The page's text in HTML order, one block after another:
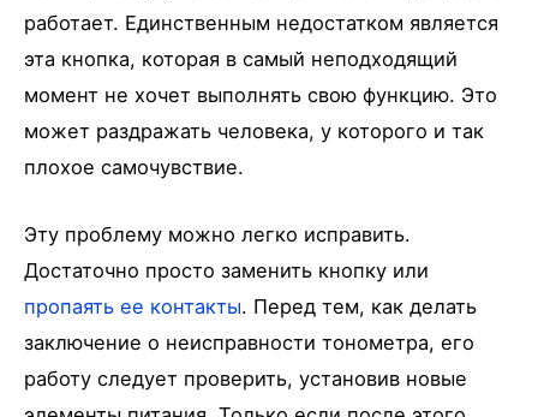
работает. Единственным недостатком является
эта кнопка, которая в самый неподходящий
момент не хочет выполнять свою функцию. Это
может раздражать человека, у которого и так
плохое самочувствие.
Эту проблему можно легко исправить.
Достаточно просто заменить кнопку или
пропаять ее контакты. Перед тем, как делать
заключение о неисправности тонометра, его
работу следует проверить, установив новые